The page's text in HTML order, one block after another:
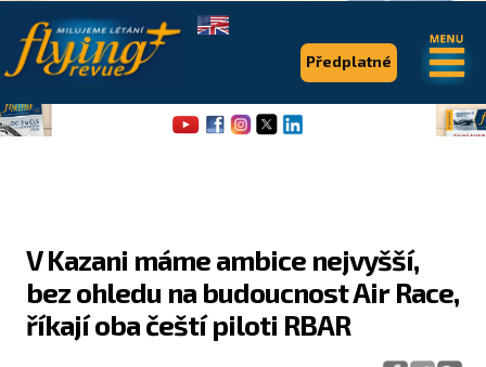
V Kazani máme ambice nejvyšší,
bez ohledu na budoucnost Air Race,
říkají oba čeští piloti RBAR
Předplatné
.
Flying Revue
Články